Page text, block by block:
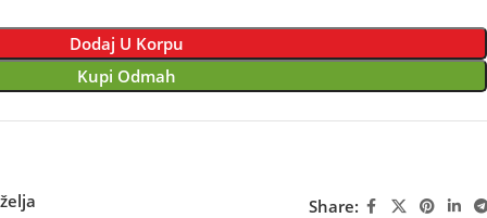
Dodaj U Korpu
Kupi Odmah
Share: